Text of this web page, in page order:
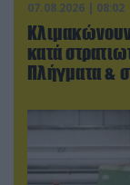
07.08.2026 | 08:02
Κλιμακώνουν
κατά
Πλήγματα &